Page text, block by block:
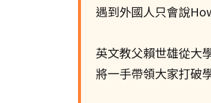
遇到外國人只會說
英文教父賴世雄從大
將一手帶領大家打破